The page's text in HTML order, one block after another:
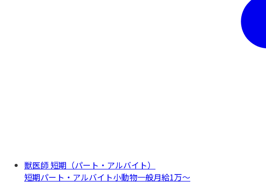
獣医師 短期（パート・アルバイト）
短期パート・アルバイト小動物一般月給1万〜